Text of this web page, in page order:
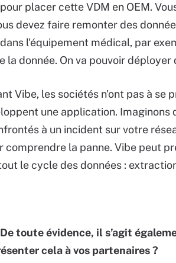
placer cette VDM en OEM.
devez faire remonter des
l'équipement médical, par
la donnée. On va pouvoir
Vibe, les sociétés n'ont pas à se
une application. Imaginons
à un incident sur votre
comprendre la panne. Vibe peut
le cycle des données :
toute évidence, il s’agit
cela à vos partenaires ?